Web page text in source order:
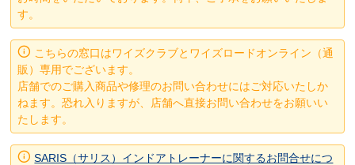
す。
こちらの窓口はワイズクラブとワイズロードオンライン（通
販）専用でございます。
店舗でのご購入商品や修理のお問い合わせにはご対応いたしか
ねます。恐れ入りますが、店舗へ直接お問い合わせをお願いい
たします。
SARIS（サリス）インドアトレーナーに関するお問合せにつ